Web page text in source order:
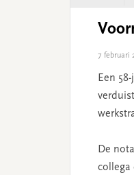
7 februari
Een
De
collega